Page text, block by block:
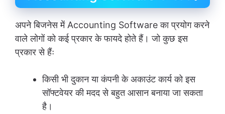
अपने बिजनेस में Accounting Software का प्रयोग करने
वाले लोगों को कई प्रकार के फायदे होते हैं। जो कुछ इस
प्रकार से हैंः
किसी भी दुकान या कंपनी के अकाउंट कार्य को इस
सॉफ्टवेयर की मदद से बहुत आसान बनाया जा सकता
है।